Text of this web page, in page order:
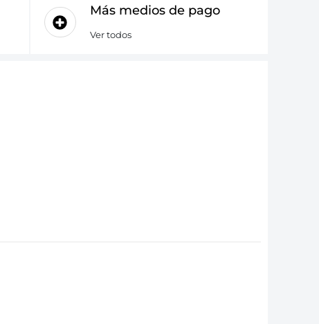
Más medios de pago
Ver todos